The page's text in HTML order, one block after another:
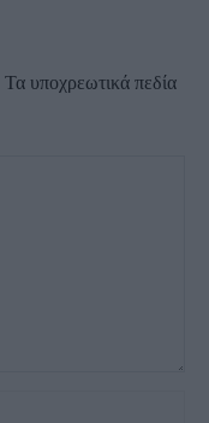
Τα υποχρεωτικά πεδία